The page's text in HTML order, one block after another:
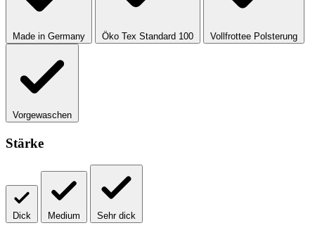
Made in Germany Öko Tex Standard 100 Vollfrottee Polsterung
Vorgewaschen
Stärke
Dick Medium Sehr dick